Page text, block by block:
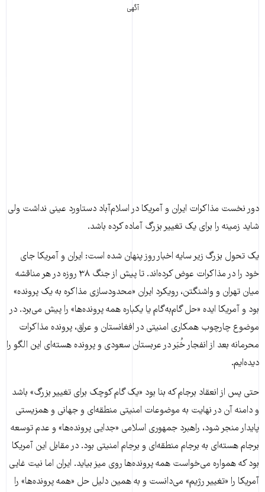
آگهی
دور نخست مذاکرات ایران و آمریکا در اسلام‌آباد دستاورد عینی نداشت ولی
شاید زمینه را برای یک تغییر بزرگ آماده کرده باشد.
یک تحول بزرگ زیر سایه اخبار روز پنهان شده است: ایران و آمریکا جای
خود را در مذاکرات عوض کرده‌اند. تا پیش از جنگ ۳۸ روزه در هر مناقشه‌
میان تهران و واشنگتن، رویکرد ایران «محدود‌سازی مذاکره به یک پرونده»
بود و آمریکا ایده «حل گام‌به‌گام یا یکباره همه پرونده‌ها» را پیش می‌برد. در
موضوع چارچوب همکاری امنیتی در افغانستان و عراق، پرونده مذاکرات
محرمانه بعد از انفجار خُبَر در عربستان سعودی و پرونده هسته‌ای این الگو را
دیده‌ایم.
حتی پس از انعقاد برجام که بنا بود «یک گام کوچک برای تغییر بزرگ» باشد
و دامنه آن در نهایت به موضوعات امنیتی منطقه‌ای و جهانی و همزیستی
پایدار منجر شود، راهبرد جمهوری اسلامی «جدایی پرونده‌ها» و عدم توسعه
برجام هسته‌ای به برجام منطقه‌ای و برجام امنیتی بود. در مقابل این آمریکا
بود که همواره می‌خواست همه پرونده‌ها روی میز بیاید. ایران اما نیت غایی
آمریکا را «تغییر رژیم» می‌دانست و به همین دلیل حل «همه پرونده‌ها» را